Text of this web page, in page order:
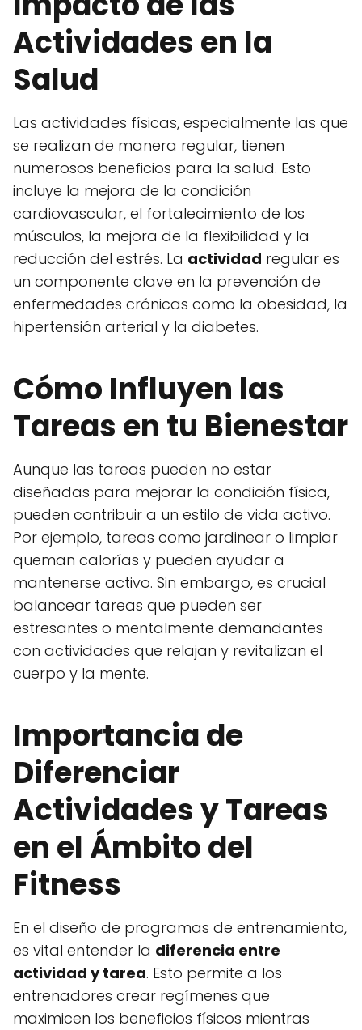
Actividades en la
Salud
Las actividades físicas, especialmente las que
se realizan de manera regular, tienen
numerosos beneficios para la salud. Esto
incluye la mejora de la condición
cardiovascular, el fortalecimiento de los
músculos, la mejora de la flexibilidad y la
reducción del estrés. La actividad regular es
un componente clave en la prevención de
enfermedades crónicas como la obesidad, la
hipertensión arterial y la diabetes.
Cómo Influyen las
Tareas en tu Bienestar
Aunque las tareas pueden no estar
diseñadas para mejorar la condición física,
pueden contribuir a un estilo de vida activo.
Por ejemplo, tareas como jardinear o limpiar
queman calorías y pueden ayudar a
mantenerse activo. Sin embargo, es crucial
balancear tareas que pueden ser
estresantes o mentalmente demandantes
con actividades que relajan y revitalizan el
cuerpo y la mente.
Importancia de
Diferenciar
Actividades y Tareas
en el Ámbito del
Fitness
En el diseño de programas de entrenamiento,
es vital entender la diferencia entre
actividad y tarea. Esto permite a los
entrenadores crear regímenes que
maximicen los beneficios físicos mientras